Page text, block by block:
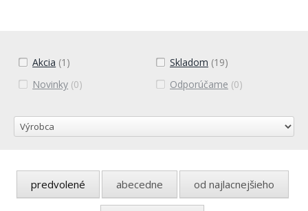
Akcia (1) Skladom (19)
Novinky (0) Odporúčame (0)
predvolené abecedne od najlacnejšieho